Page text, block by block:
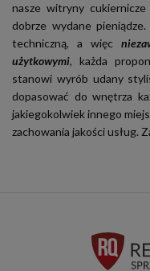
nasze witryny cukiernicze
dobrze wydane pieniądze.
techniczną, a więc
użytkowymi, każda
stanowi wyrób udany
dopasować do wnętrza
jakiegokolwiek innego
zachowania jakości usług.